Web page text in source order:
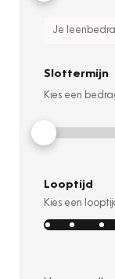
Je
Slottermijn
Kies een
Looptijd
Kies een